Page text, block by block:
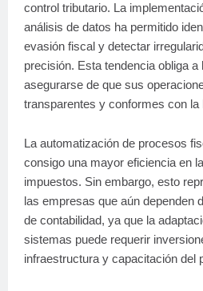
control tributario. La
análisis de datos ha permitido
evasión fiscal y detectar
precisión. Esta tendencia obliga
asegurarse de que sus
transparentes y conformes con la
La automatización de procesos
consigo una mayor eficiencia en
impuestos. Sin embargo, esto
las empresas que aún dependen
de contabilidad, ya que la
sistemas puede requerir
infraestructura y capacitación del